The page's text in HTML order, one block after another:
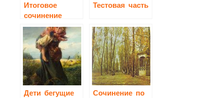
Итоговое
сочинение
2020-2021
Тестовая часть
Дети бегущие
Сочинение по